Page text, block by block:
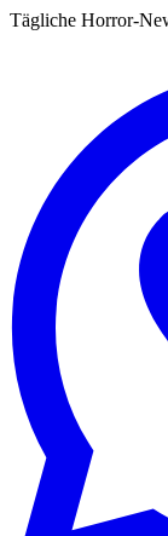
Tägliche Horror-